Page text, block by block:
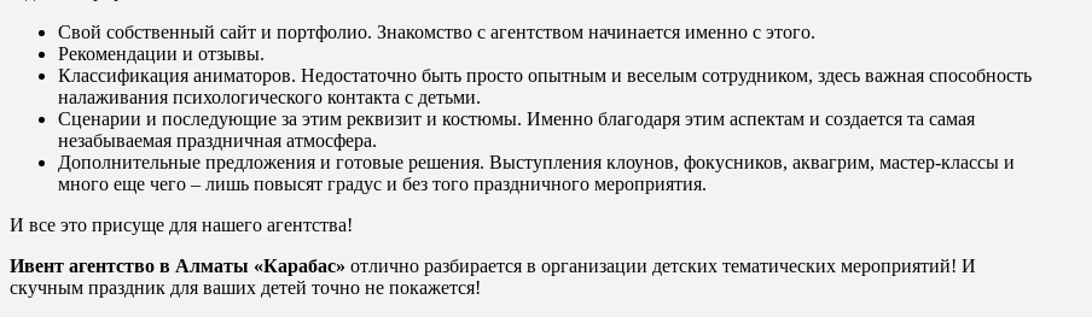
Свой собственный сайт и портфолио. Знакомство с агентством начинается именно с этого.
Рекомендации и отзывы.
Классификация аниматоров. Недостаточно быть просто опытным и веселым сотрудником, здесь важная способность
налаживания психологического контакта с детьми.
Сценарии и последующие за этим реквизит и костюмы. Именно благодаря этим аспектам и создается та самая
незабываемая праздничная атмосфера.
Дополнительные предложения и готовые решения. Выступления клоунов, фокусников, аквагрим, мастер-классы и
много еще чего – лишь повысят градус и без того праздничного мероприятия.
И все это присуще для нашего агентства!
Ивент агентство в Алматы «Карабас» отлично разбирается в организации детских тематических мероприятий! И
скучным праздник для ваших детей точно не покажется!